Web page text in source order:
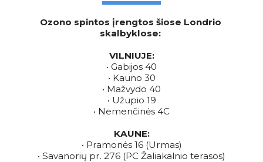
Ozono spintos įrengtos šiose Londrio
skalbyklose:
VILNIUJE:
• Gabijos 40
• Kauno 30
• Mažvydo 40
• Užupio 19
• Nemenčinės 4C
KAUNE:
• Pramonės 16 (Urmas)
• Savanorių pr. 276 (PC Žaliakalnio terasos)